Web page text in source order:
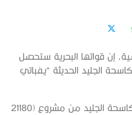
إن قواتها البحرية ستحصل
على كاسحة الجليد الحديثة “يفباتي
وأشارت الوزارة إلى أن كاسحة الجليد من مشروع (21180